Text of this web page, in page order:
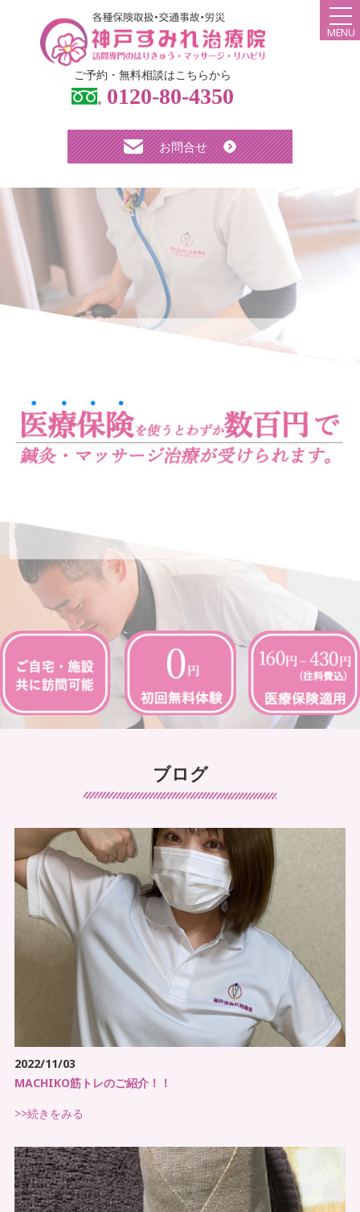
ご予約・無料相談はこちらから
0120-80-4350
お問合せ
MENU
個人の方へ
ご本人様・ご家族様
法人の方へ
HOME
弊社について
スタッフ紹介
無料体験について
求人について
患者様の声
保険について
交通事故治療
マッサージ・リハビリについて
デイサービスについて
手足のしびれでお悩み
腰痛でお悩み
足の痛みでお悩み
体の痛みでお悩み
ブログ
2022/11/03
MACHIKO筋トレのご紹介！！
>>続きをみる
なかなか
用者様から相談されている
退院後の自宅（施設）生活への悩みをお持
ちの方の不安を取り除いてあげたい